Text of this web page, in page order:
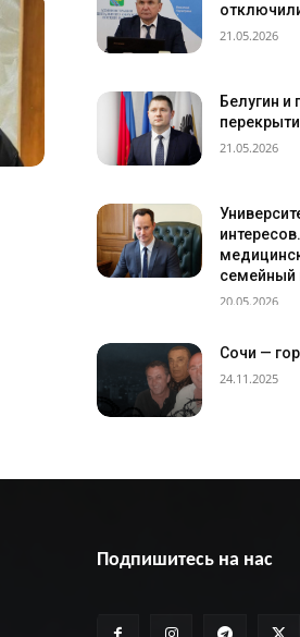
21.05.2026
Белугин и
21.05.2026
семейный
20.05.2026
Сочи —
24.11.2025
Подпишитесь на нас